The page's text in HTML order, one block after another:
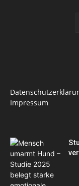
Impressum